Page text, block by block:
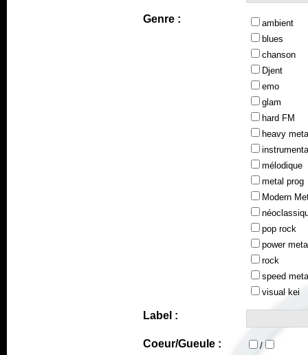
Genre :
ambient
blues
chanson
Djent
emo
glam
hard FM
heavy
mélodique
metal prog
Modern
pop rock
power
rock
speed
visual kei
Label :
Coeur/Gueule : /